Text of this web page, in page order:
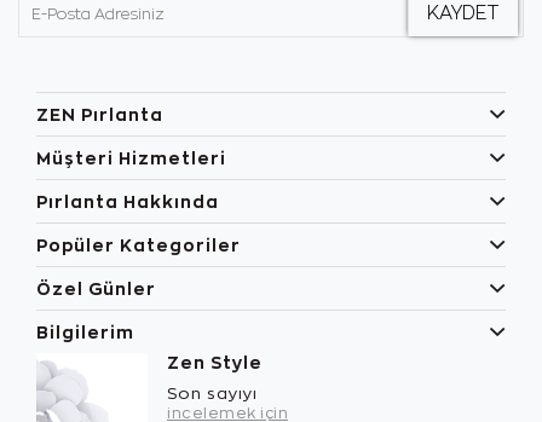
ZEN Pırlanta
Müşteri Hizmetleri
Pırlanta Hakkında
Popüler Kategoriler
Özel Günler
Bilgilerim
Zen Style
Son sayıyı
incelemek için